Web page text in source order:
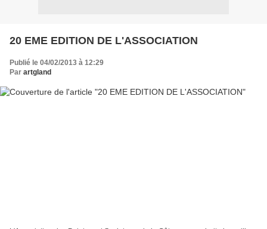
20 EME EDITION DE L'ASSOCIATION
Publié le 04/02/2013 à 12:29
Par artgland